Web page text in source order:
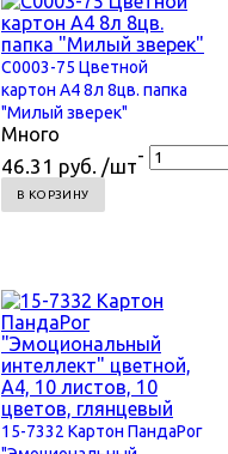
С0003-75 Цветной
картон А4 8л 8цв. папка
"Милый зверек"
Много
46.31 руб. /шт-
В КОРЗИНУ
15-7332 Картон ПандаРог